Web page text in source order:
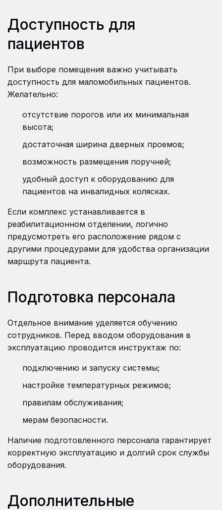
Доступность для
пациентов
При выборе помещения важно учитывать
доступность для маломобильных пациентов.
Желательно:
отсутствие порогов или их минимальная
высота;
достаточная ширина дверных проемов;
возможность размещения поручней;
удобный доступ к оборудованию для
пациентов на инвалидных колясках.
Если комплекс устанавливается в
реабилитационном отделении, логично
предусмотреть его расположение рядом с
другими процедурами для удобства организации
маршрута пациента.
Подготовка персонала
Отдельное внимание уделяется обучению
сотрудников. Перед вводом оборудования в
эксплуатацию проводится инструктаж по:
подключению и запуску системы;
настройке температурных режимов;
правилам обслуживания;
мерам безопасности.
Наличие подготовленного персонала гарантирует
корректную эксплуатацию и долгий срок службы
оборудования.
Дополнительные